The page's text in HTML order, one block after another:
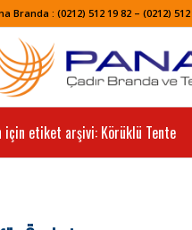
Branda : (0212) 512 19 82 – (0212) 512
için etiket arşivi: Körüklü Tente